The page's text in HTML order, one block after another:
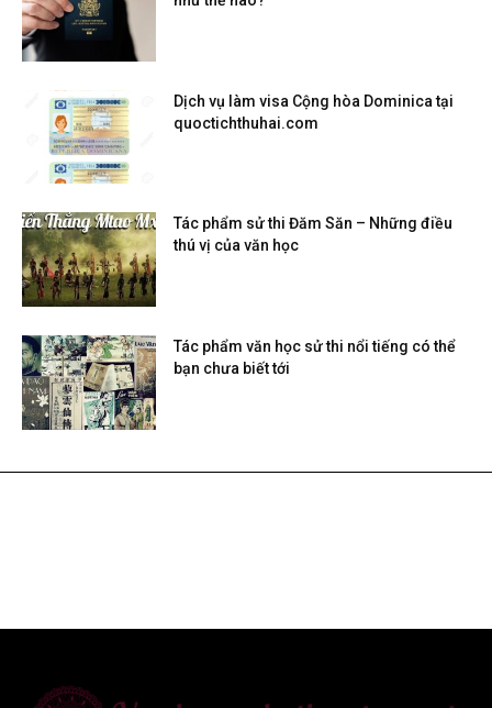
Dịch vụ làm visa Cộng hòa Dominica tại
quoctichthuhai.com
Tác phẩm sử thi Đăm Săn – Những điều
thú vị của văn học
Tác phẩm văn học sử thi nổi tiếng có thể
bạn chưa biết tới